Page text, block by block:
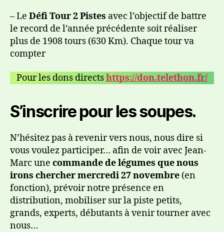
– Le Défi Tour 2 Pistes avec l’objectif de battre
le record de l’année précédente soit réaliser
plus de 1908 tours (630 Km). Chaque tour va
compter
Pour les dons directshttps://don.telethon.fr/
S’inscrire pour les soupes.
N’hésitez pas à revenir vers nous, nous dire si
vous voulez participer… afin de voir avec Jean-
Marc une commande de légumes que nous
irons chercher mercredi 27 novembre (en
fonction), prévoir notre présence en
distribution, mobiliser sur la piste petits,
grands, experts, débutants à venir tourner avec
nous…